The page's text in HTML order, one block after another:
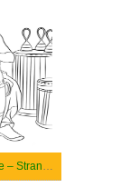
Hudební Nástroje – Strana 4